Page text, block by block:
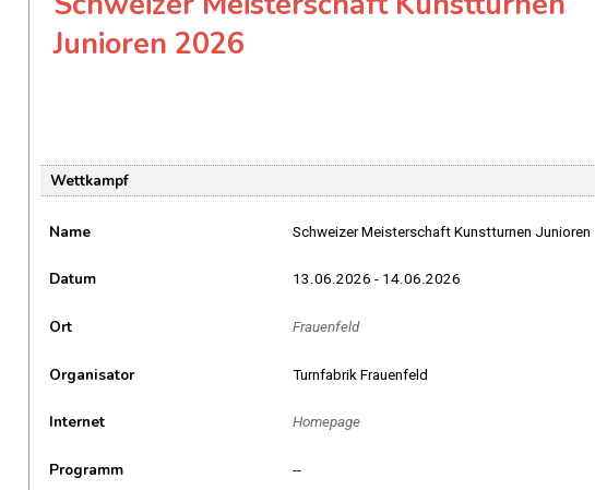
Junioren 2026
Wettkampf
Name Schweizer Meisterschaft Kunstturnen Junioren
Datum 13.06.2026 - 14.06.2026
Ort Frauenfeld
Organisator Turnfabrik Frauenfeld
Internet Homepage
Programm --